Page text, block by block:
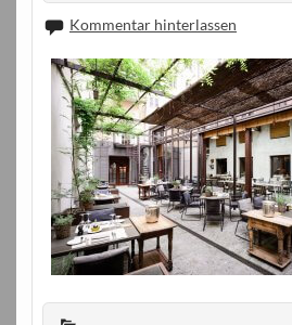
Kommentar hinterlassen